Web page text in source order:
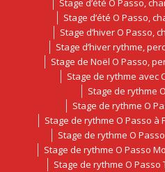
Stage d’été O Passo,
Stage d’été O Passo,
Stage d’hiver O Passo,
Stage d’hiver rythme,
Stage de Noël O Passo,
Stage de rythme avec
Stage de rythme
Stage de rythme O
Stage de rythme O Passo à
Stage de rythme O
Stage de rythme O Passo
Stage de rythme O